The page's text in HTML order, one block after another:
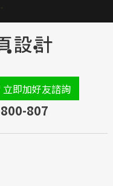
立即加好友諮詢
807